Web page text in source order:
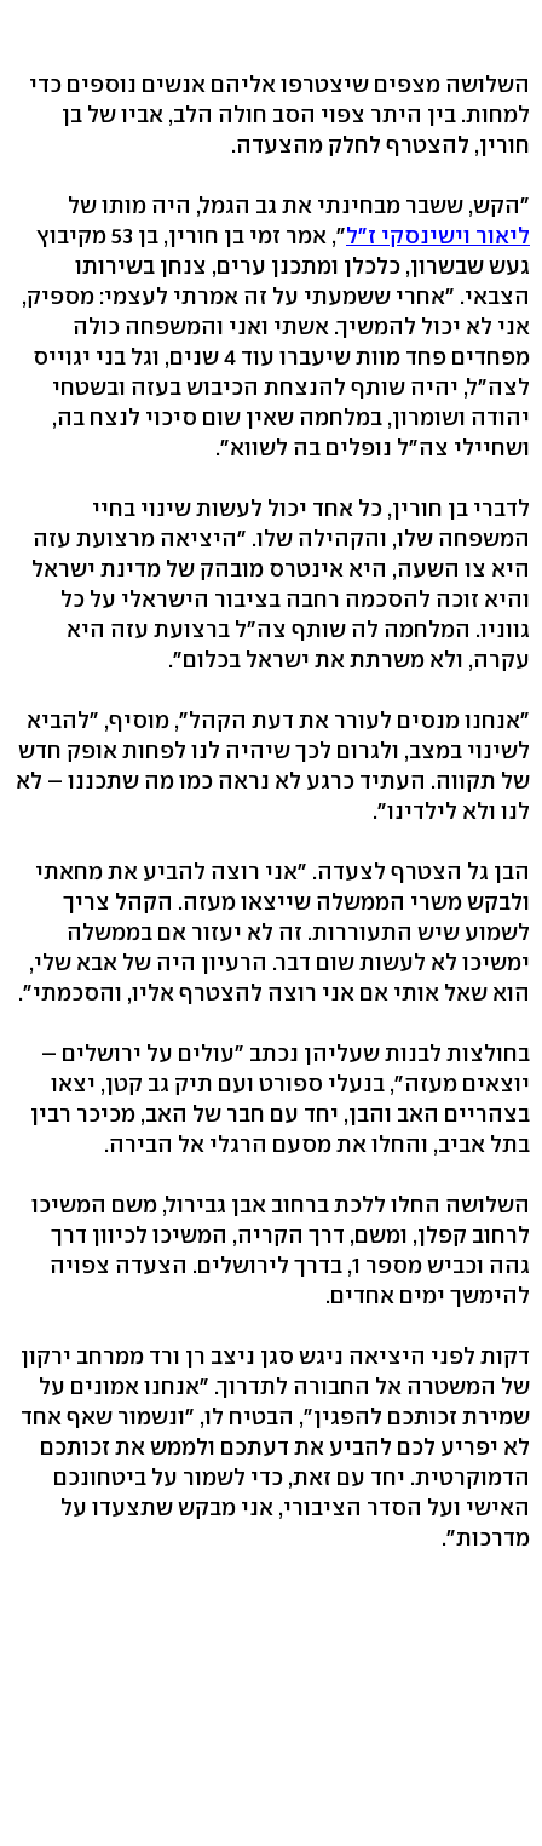
השלושה מצפים שיצטרפו אליהם אנשים נוספים כדי
למחות. בין היתר צפוי הסב חולה הלב, אביו של בן
חורין, להצטרף לחלק מהצעדה.
"הקש, ששבר מבחינתי את גב הגמל, היה מותו של
ליאור וישינסקי ז"ל
", אמר זמי בן חורין, בן 53 מקיבוץ
געש שבשרון, כלכלן ומתכנן ערים, צנחן בשירותו
הצבאי. "אחרי ששמעתי על זה אמרתי לעצמי: מספיק,
אני לא יכול להמשיך. אשתי ואני והמשפחה כולה
מפחדים פחד מוות שיעברו עוד 4 שנים, וגל בני יגוייס
לצה"ל, יהיה שותף להנצחת הכיבוש בעזה ובשטחי
יהודה ושומרון, במלחמה שאין שום סיכוי לנצח בה,
ושחיילי צה"ל נופלים בה לשווא".
לדברי בן חורין, כל אחד יכול לעשות שינוי בחיי
המשפחה שלו, והקהילה שלו. "היציאה מרצועת עזה
היא צו השעה, היא אינטרס מובהק של מדינת ישראל
והיא זוכה להסכמה רחבה בציבור הישראלי על כל
גווניו. המלחמה לה שותף צה"ל ברצועת עזה היא
עקרה, ולא משרתת את ישראל בכלום".
"אנחנו מנסים לעורר את דעת הקהל", מוסיף, "להביא
לשינוי במצב, ולגרום לכך שיהיה לנו לפחות אופק חדש
של תקווה. העתיד כרגע לא נראה כמו מה שתכננו – לא
לנו ולא לילדינו".
הבן גל הצטרף לצעדה. "אני רוצה להביע את מחאתי
ולבקש משרי הממשלה שייצאו מעזה. הקהל צריך
לשמוע שיש התעוררות. זה לא יעזור אם בממשלה
ימשיכו לא לעשות שום דבר. הרעיון היה של אבא שלי,
הוא שאל אותי אם אני רוצה להצטרף אליו, והסכמתי".
בחולצות לבנות שעליהן נכתב "עולים על ירושלים –
יוצאים מעזה", בנעלי ספורט ועם תיק גב קטן, יצאו
בצהריים האב והבן, יחד עם חבר של האב, מכיכר רבין
בתל אביב, והחלו את מסעם הרגלי אל הבירה.
השלושה החלו ללכת ברחוב אבן גבירול, משם המשיכו
לרחוב קפלן, ומשם, דרך הקריה, המשיכו לכיוון דרך
גהה וכביש מספר 1, בדרך לירושלים. הצעדה צפויה
להימשך ימים אחדים.
דקות לפני היציאה ניגש סגן ניצב רן ורד ממרחב ירקון
של המשטרה אל החבורה לתדרוך. "אנחנו אמונים על
שמירת זכותכם להפגין", הבטיח לו, "ונשמור שאף אחד
לא יפריע לכם להביע את דעתכם ולממש את זכותכם
הדמוקרטית. יחד עם זאת, כדי לשמור על ביטחונכם
האישי ועל הסדר הציבורי, אני מבקש שתצעדו על
מדרכות".